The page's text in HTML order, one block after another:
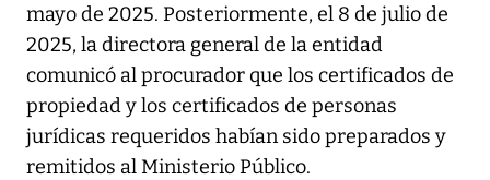
mayo de 2025. Posteriormente, el 8 de julio de
2025, la directora general de la entidad
comunicó al procurador que los certificados de
propiedad y los certificados de personas
jurídicas requeridos habían sido preparados y
remitidos al Ministerio Público.